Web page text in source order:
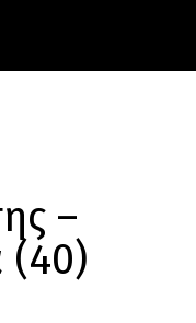
–
(40)